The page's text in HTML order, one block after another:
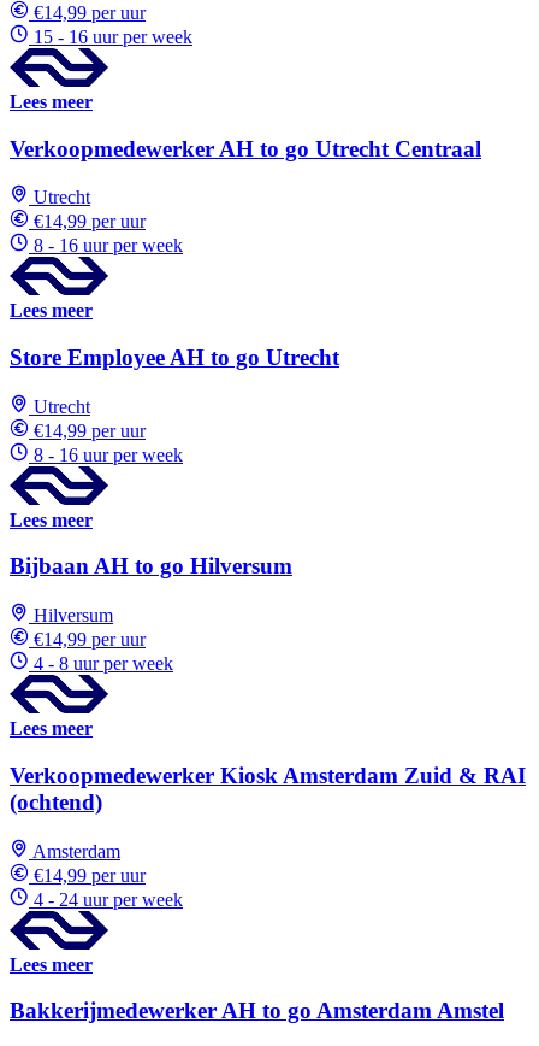
€14,99 per uur
15 - 16 uur per week
Lees meer
Verkoopmedewerker AH to go Utrecht Centraal
Utrecht
€14,99 per uur
8 - 16 uur per week
Lees meer
Store Employee AH to go Utrecht
Utrecht
€14,99 per uur
8 - 16 uur per week
Lees meer
Bijbaan AH to go Hilversum
Hilversum
€14,99 per uur
4 - 8 uur per week
Lees meer
Verkoopmedewerker Kiosk Amsterdam Zuid & RAI
(ochtend)
Amsterdam
€14,99 per uur
4 - 24 uur per week
Lees meer
Bakkerijmedewerker AH to go Amsterdam Amstel